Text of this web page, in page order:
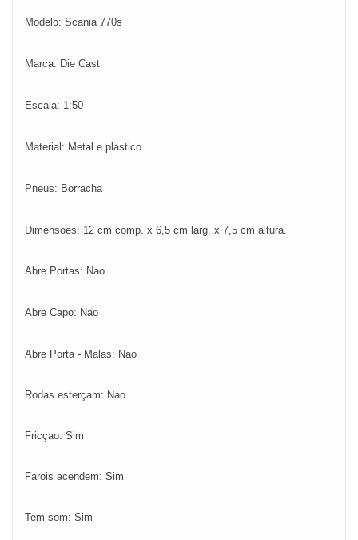
Modelo: Scania 770s
Marca: Die Cast
Escala: 1:50
Material: Metal e plastico
Pneus: Borracha
Dimensoes: 12 cm comp. x 6,5 cm larg. x 7,5 cm altura.
Abre Portas: Nao
Abre Capo: Nao
Abre Porta - Malas: Nao
Rodas esterçam: Nao
Fricçao: Sim
Farois acendem: Sim
Tem som: Sim